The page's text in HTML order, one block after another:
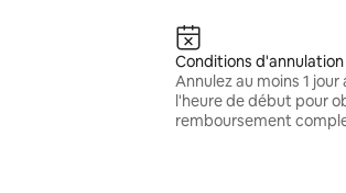
Conditions d'annulation
Annulez au moins 1 jour
l'heure de début pour
remboursement